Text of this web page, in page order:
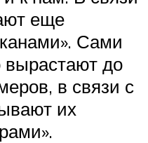
еще
Сами
вырастают до
в связи с
их